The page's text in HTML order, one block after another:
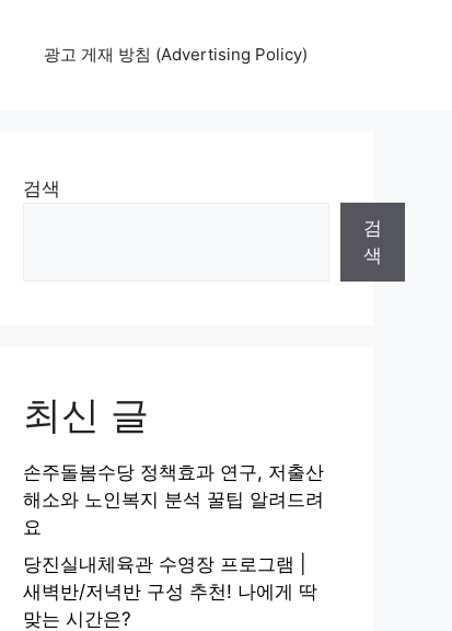
광고 게재 방침 (Advertising Policy)
검색
검
색
최신 글
손주돌봄수당 정책효과 연구, 저출산
해소와 노인복지 분석 꿀팁 알려드려
요
당진실내체육관 수영장 프로그램 |
새벽반/저녁반 구성 추천! 나에게 딱
맞는 시간은?